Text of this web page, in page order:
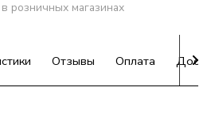
розничных магазинах
Отзывы Оплата